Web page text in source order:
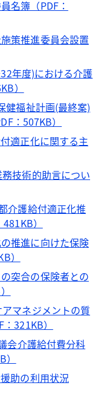
名簿（PDF：
策推進委員会設置
年度)における介護
）
健福祉計画(最終案)
：507KB）
適正化に関する主
技術的助言につい
介護給付適正化推
）
推進に向けた保険
）
突合の保険者との
アマネジメントの質
321KB）
会介護給付費分科
助の利用状況